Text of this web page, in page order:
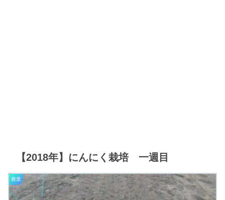
【2018年】にんにく栽培 一週目
農業